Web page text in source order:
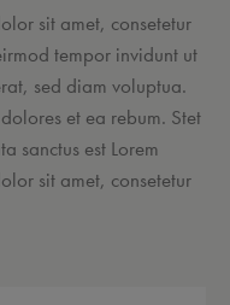
sit amet, consetetur
tempor invidunt ut
sed diam voluptua.
et ea rebum. Stet
sanctus est Lorem
sit amet, consetetur